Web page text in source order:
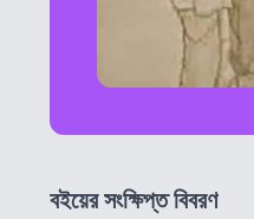
বইয়ের সংক্ষিপ্ত বিবরণ